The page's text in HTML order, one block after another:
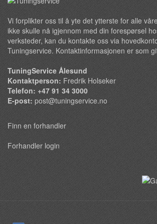
Vi forplikter oss til å yte det ytterste for alle
ikke skulle nå igjennom med din forespørsel
verksteder, kan du kontakte oss via
Tuningservice. Kontaktinformasjonen er som
TuningService Ålesund
Kontaktperson: Fredrik Holseker
Telefon: +47 91 34 3000
E-post: post@tuningservice.no
Finn en forhandler
Forhandler login